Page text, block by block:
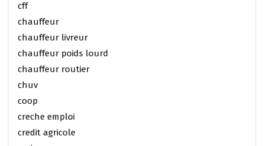
cff
chauffeur
chauffeur livreur
chauffeur poids lourd
chauffeur routier
chuv
coop
creche emploi
credit agricole